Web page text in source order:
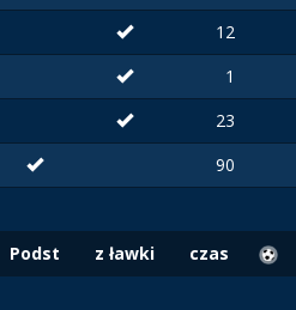
12
1
23
90
Podst z ławki
czas